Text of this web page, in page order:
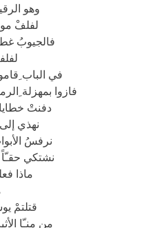
وهو
لفلفْ
فالجيوبُ
في الباب
فازوا بمهزلة
دفنتْ
نهذي
نرفسُ
نشتكي
ماذا
قتلتمْ
من منـّا